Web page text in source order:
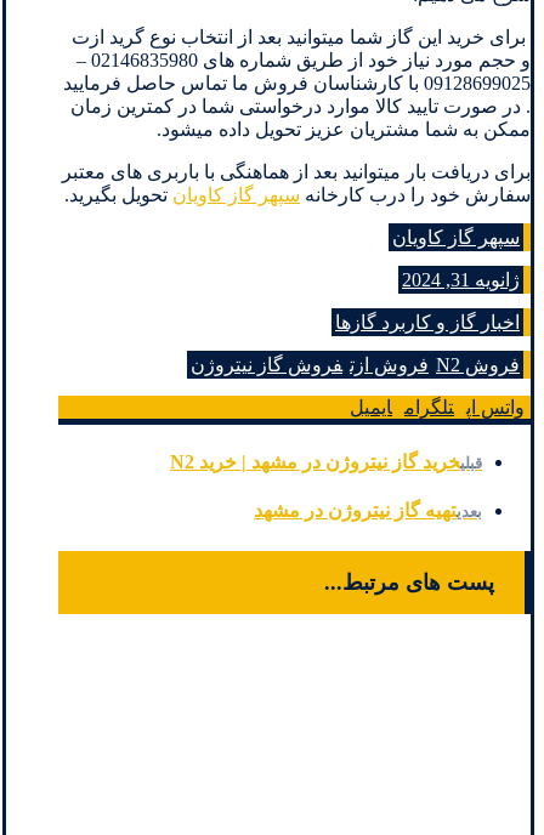
برای خرید این گاز شما میتوانید بعد از انتخاب نوع گرید ازت
و حجم مورد نیاز خود از طریق شماره های 02146835980 –
09128699025 با کارشناسان فروش ما تماس حاصل فرمایید
. در صورت تایید کالا موارد درخواستی شما در کمترین زمان
ممکن به شما مشتریان عزیز تحویل داده میشود.
برای دریافت بار میتوانید بعد از هماهنگی با باربری های معتبر
سفارش خود را درب کارخانه سپهر گاز کاویان تحویل بگیرید.
سپهر گاز کاویان
ژانویه 31, 2024
اخبار گاز و کاربرد گازها
فروش N2 فروش ازت فروش گاز نیتروژن
واتس اپ تلگرام ایمیل
قبلیخرید گاز نیتروژن در مشهد | خرید N2
بعدیتهیه گاز نیتروژن در مشهد
پست های مرتبط...